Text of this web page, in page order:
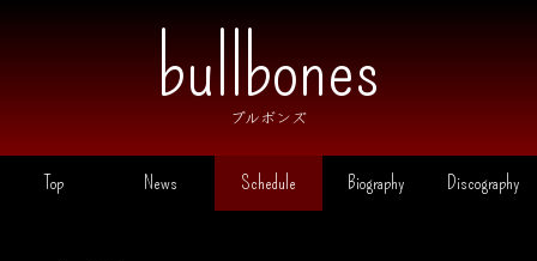
ブルボンズ
Top News Schedule Biography Discography